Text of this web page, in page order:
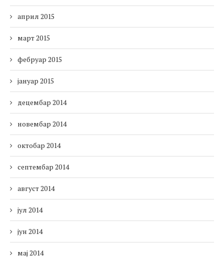
април 2015
март 2015
фебруар 2015
јануар 2015
децембар 2014
новембар 2014
октобар 2014
септембар 2014
август 2014
јул 2014
јун 2014
мај 2014